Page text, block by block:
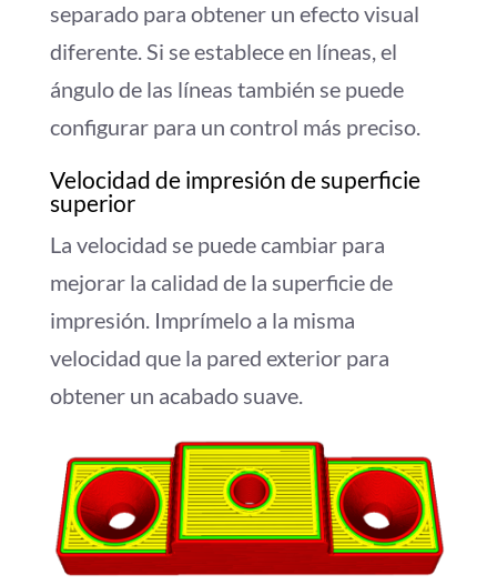
separado para obtener un efecto visual
diferente. Si se establece en líneas, el
ángulo de las líneas también se puede
configurar para un control más preciso.
Velocidad de impresión de superficie
superior
La velocidad se puede cambiar para
mejorar la calidad de la superficie de
impresión. Imprímelo a la misma
velocidad que la pared exterior para
obtener un acabado suave.